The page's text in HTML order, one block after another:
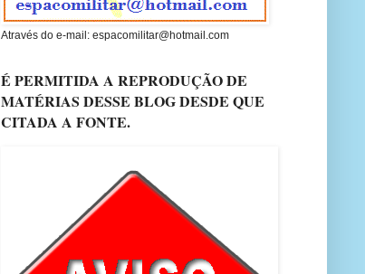
Através do e-mail: espacomilitar@hotmail.com
É PERMITIDA A REPRODUÇÃO DE
MATÉRIAS DESSE BLOG DESDE QUE
CITADA A FONTE.